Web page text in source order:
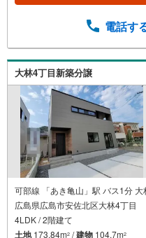
電話す
大林4丁目新築分譲
可部線 「あき亀山」駅 バス1分
広島県広島市安佐北区大林4丁目
4LDK / 2階建て
土地173.84m2 /建物 104.7m2